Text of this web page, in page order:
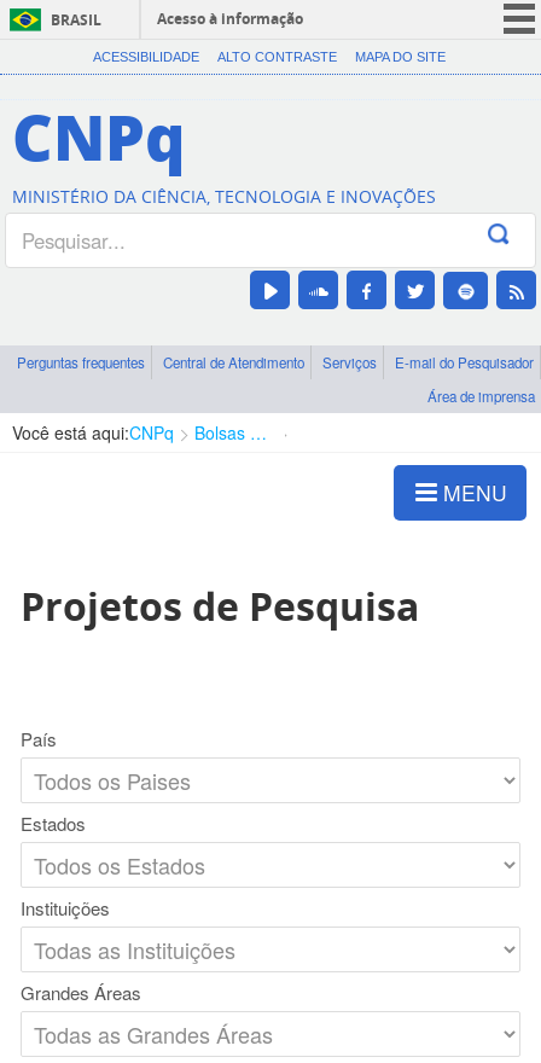
BRASIL
Acesso à informação
CORONAVÍRUS (COVID-19)
Canais
ACESSIBILIDADE ALTO CONTRASTE MAPA DO SITE
CNPq
MINISTÉRIO DA CIÊNCIA, TECNOLOGIA E INOVAÇÕES
Perguntas frequentes Central de Atendimento Serviços
E-mail do Pesquisador
Área de imprensa
Você está aqui:CNPq Bolsas e Auxílios Vigentes
MENU
Projetos de Pesquisa
País
Estados
Instituições
Grandes Áreas